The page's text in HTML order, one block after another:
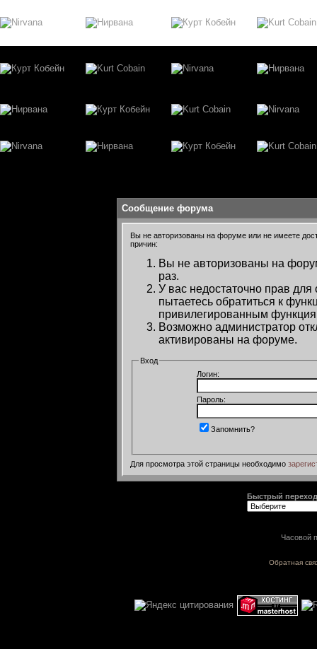
Сообщение форума
Вы не авторизованы на форуме или не имеете
причин:
Вы не авторизованы на
раз.
У вас недостаточно прав
пытаетесь обратиться к
привилегированным
Возможно администратор
активированы на форуме.
Вход
Логин:
Пароль:
Запомнить?
Для просмотра этой страницы необходимо
Быстрый переход
Часовой
Обратная